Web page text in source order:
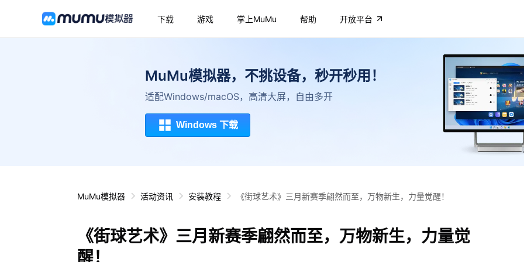
下载 游戏 掌上MuMu 帮助 开放平台
MuMu模拟器，不挑设备，秒开秒用！
适配Windows/macOS，高清大屏，自由多开
Windows 下载
MuMu模拟器 活动资讯 安装教程 《街球艺术》三月新赛季翩然而至，万物新生，力量觉醒！
《街球艺术》三月新赛季翩然而至，万物新生，力量觉
醒！